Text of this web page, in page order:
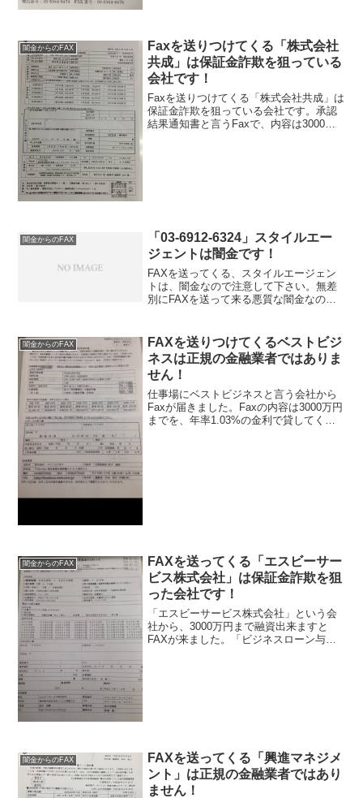
闇金からのFAX
Faxを送りつけてくる「株式会社
共成」は保証金詐欺を狙っている
会社です！
Faxを送りつけてくる「株式会社共成」は
保証金詐欺を狙っている会社です。承認
結果通知書と言うFaxで、内容は3000万
闇金からのFAX
「03-6912-6324」スタイルエー
ジェントは闇金です！
FAXを送ってくる、スタイルエージェン
トは、闇金なので注意して下さい。無差
別にFAXを送って来る悪質な闇金なので
お金を融資される事はなく、逆にお金を
騙しとら...
闇金からのFAX
FAXを送りつけてくるベストビジ
ネスは正規の金融業者ではありま
せん！
仕事場にベストビジネスと言う会社から
Faxが届きました。Faxの内容は3000万円
までを、年率1.03%の金利で貸してくれ
闇金からのFAX
FAXを送ってくる「エスビーサー
ビス株式会社」は保証金詐欺を狙
った会社です！
「エスビーサービス株式会社」という会
社から、3000万円まで融資出来ますと
FAXが来ました。「ビジネスローン与信
闇金からのFAX
FAXを送ってくる「興進マネジメ
ント」は正規の金融業者ではあり
ません！